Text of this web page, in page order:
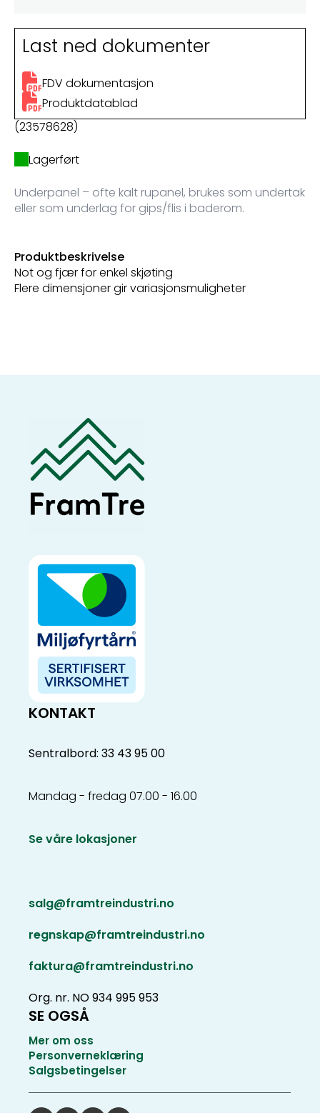
Last ned dokumenter
FDV dokumentasjon
Produktdatablad
(23578628)
Lagerført
Underpanel – ofte kalt rupanel, brukes som undertak
eller som underlag for gips/flis i baderom.
Produktbeskrivelse
Not og fjær for enkel skjøting
Flere dimensjoner gir variasjonsmuligheter
KONTAKT
Sentralbord: 33 43 95 00
Mandag - fredag 07.00 - 16.00
Se våre lokasjoner
salg@framtreindustri.no
regnskap@framtreindustri.no
faktura@framtreindustri.no
Org. nr. NO 934 995 953
SE OGSÅ
Mer om oss
Personverneklæring
Salgsbetingelser